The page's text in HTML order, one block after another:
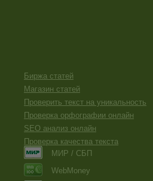
Биржа статей
Магазин статей
Проверить текст на уникальность
Проверка орфографии онлайн
SEO анализ онлайн
Проверка качества текста
МИР / СБП
WebMoney